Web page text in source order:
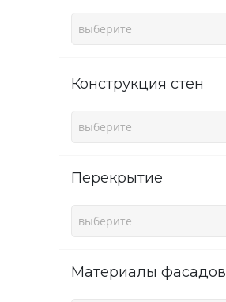
выберите
Конструкция стен
выберите
Перекрытие
выберите
Материалы фасадов